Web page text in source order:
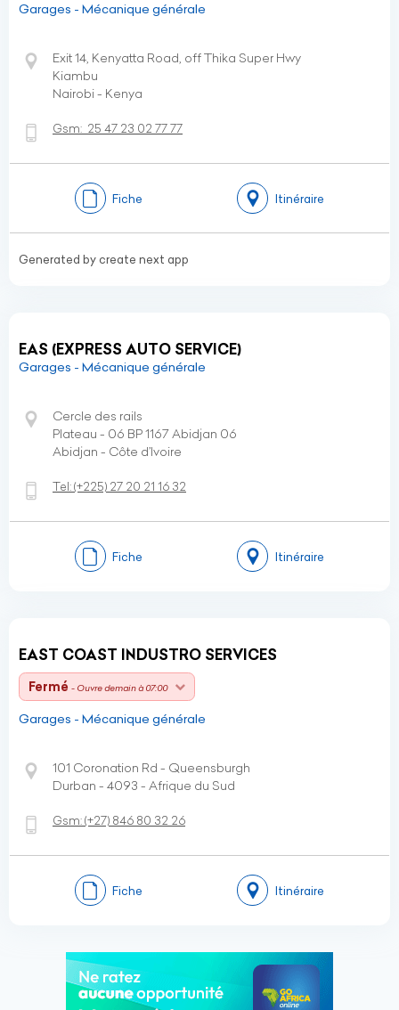
Garages - Mécanique générale
Exit 14, Kenyatta Road, off Thika Super Hwy
Kiambu
Nairobi - Kenya
Gsm: 25 47 23 02 77 77
Fiche Itinéraire
Generated by create next app
EAS (EXPRESS AUTO SERVICE)
Garages - Mécanique générale
Cercle des rails
Plateau - 06 BP 1167 Abidjan 06
Abidjan - Côte d’Ivoire
Tel:(+225) 27 20 21 16 32
Fiche Itinéraire
EAST COAST INDUSTRO SERVICES
Fermé - Ouvre demain à 07:00
Garages - Mécanique générale
101 Coronation Rd - Queensburgh
Durban - 4093 - Afrique du Sud
Gsm:(+27) 846 80 32 26
Fiche Itinéraire